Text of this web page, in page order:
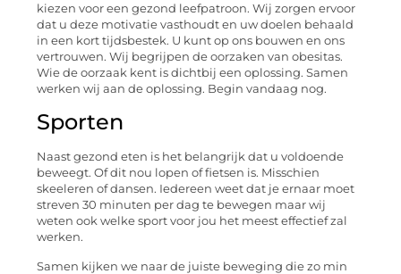
kiezen voor een gezond leefpatroon. Wij zorgen ervoor
dat u deze motivatie vasthoudt en uw doelen behaald
in een kort tijdsbestek. U kunt op ons bouwen en ons
vertrouwen. Wij begrijpen de oorzaken van obesitas.
Wie de oorzaak kent is dichtbij een oplossing. Samen
werken wij aan de oplossing. Begin vandaag nog.
Sporten
Naast gezond eten is het belangrijk dat u voldoende
beweegt. Of dit nou lopen of fietsen is. Misschien
skeeleren of dansen. Iedereen weet dat je ernaar moet
streven 30 minuten per dag te bewegen maar wij
weten ook welke sport voor jou het meest effectief zal
werken.
Samen kijken we naar de juiste beweging die zo min